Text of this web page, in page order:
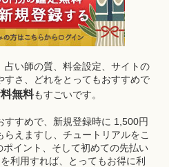
占い師の質、料金設定、サイトの
すさ、どれをとってもおすすめで
無料もすごいです。
すすめで、新規登録時に 1,500円
えますし、チュートリアルをこ
イント、そして初めての先払い
利用すれば、とってもお得に利